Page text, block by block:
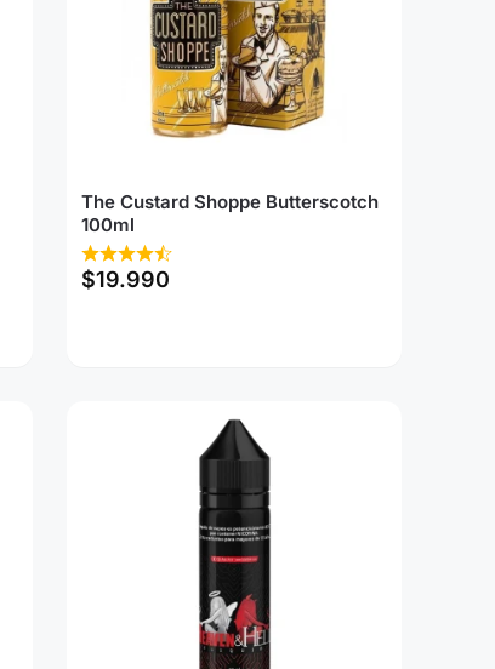
The Custard Shoppe Butterscotch
100ml
$19.990